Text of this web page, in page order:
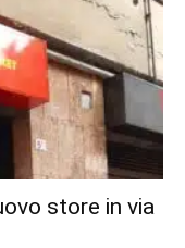
store in via